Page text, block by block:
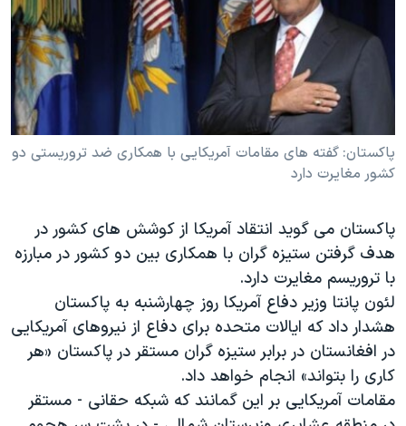
فرهنگ و زندگی
حقوق شهروندی
اقتصادی
علم و فناوری
اسرائیل در جنگ
گالری عکس
مستندها
انتخابات ریاست جمهوری آمریکا ۲۰۲۴
حمله جمهوری اسلامی به اسرائیل
رمز مهسا
ورزش زنان در ایران
اعتراضات زن، زندگی، آزادی
تریبونال مردمی آبان ۹۸
دادگاه حمید نوری
چهل سال گروگان‌گیری
قانون شفافیت دارائی کادر رهبری ایران
اعتراضات مردمی آبان ۹۸
اسرائیل در جنگ
زبانهای مختلف
پاکستان: گفته های مقامات آمریکایی با همکاری ضد تروریستی دو
کشور مغایرت دارد
پاکستان می گوید انتقاد آمریکا از کوشش های کشور در
هدف گرفتن ستیزه گران با همکاری بین دو کشور در مبارزه
با تروریسم مغایرت دارد.
لئون پانتا وزیر دفاع آمریکا روز چهارشنبه به پاکستان
هشدار داد که ایالات متحده برای دفاع از نیروهای آمریکایی
در افغانستان در برابر ستیزه گران مستقر در پاکستان «هر
کاری را بتواند» انجام خواهد داد.
مقامات آمریکایی بر این گمانند که شبکه حقانی - مستقر